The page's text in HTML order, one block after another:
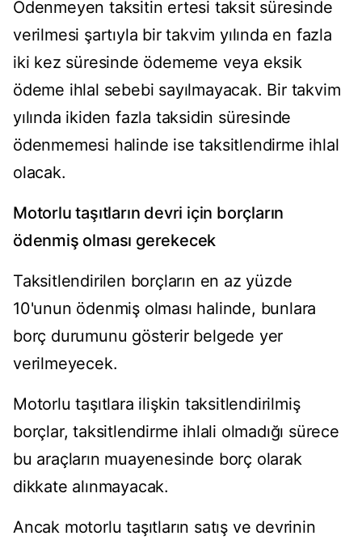
Ödenmeyen taksitin ertesi taksit süresinde
verilmesi şartıyla bir takvim yılında en fazla
iki kez süresinde ödememe veya eksik
ödeme ihlal sebebi sayılmayacak. Bir takvim
yılında ikiden fazla taksidin süresinde
ödenmemesi halinde ise taksitlendirme ihlal
olacak.
Motorlu taşıtların devri için borçların
ödenmiş olması gerekecek
Taksitlendirilen borçların en az yüzde
10'unun ödenmiş olması halinde, bunlara
borç durumunu gösterir belgede yer
verilmeyecek.
Motorlu taşıtlara ilişkin taksitlendirilmiş
borçlar, taksitlendirme ihlali olmadığı sürece
bu araçların muayenesinde borç olarak
dikkate alınmayacak.
Ancak motorlu taşıtların satış ve devrinin